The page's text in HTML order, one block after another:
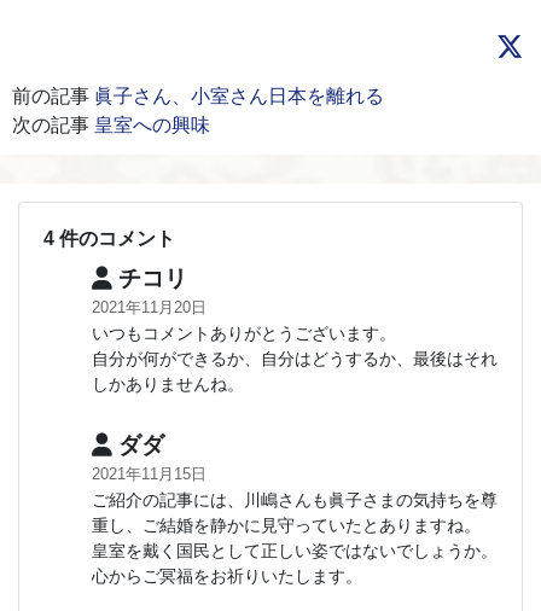
前の記事 眞子さん、小室さん日本を離れる
次の記事 皇室への興味
4 件のコメント
チコリ
2021年11月20日
いつもコメントありがとうございます。
自分が何ができるか、自分はどうするか、最後はそれ
しかありませんね。
ダダ
2021年11月15日
ご紹介の記事には、川嶋さんも眞子さまの気持ちを尊
重し、ご結婚を静かに見守っていたとありますね。
皇室を戴く国民として正しい姿ではないでしょうか。
心からご冥福をお祈りいたします。